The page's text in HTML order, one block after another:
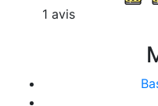
1 avis